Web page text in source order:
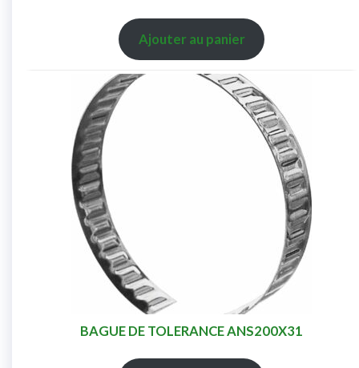
Ajouter au panier
BAGUE DE TOLERANCE ANS200X31